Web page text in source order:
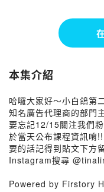
本集介紹
哈囉大家好～小白鴿第
知名廣告代理商的部門
要忘記12/15關注我們
於當天公布課程資訊唷
要的話記得到貼文下方
Instagram搜尋
Powered by Firstory